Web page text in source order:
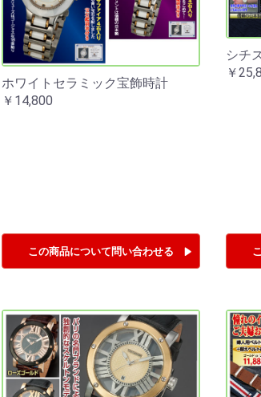
ホワイトセラミック宝飾時計
￥14,800
この商品について問い合わせる
シチ
￥